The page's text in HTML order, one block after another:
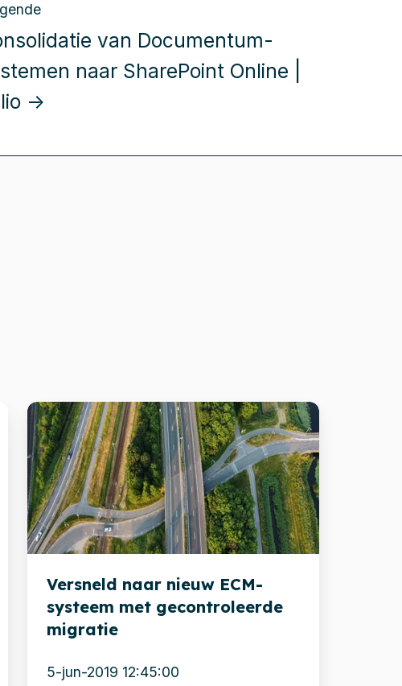
van Documentum-
naar SharePoint Online |
→
Versneld
naar
nieuw
ECM-
systeem
met
migratie
Versneld naar nieuw ECM-
systeem met gecontroleerde
migratie
5-jun-2019 12:45:00